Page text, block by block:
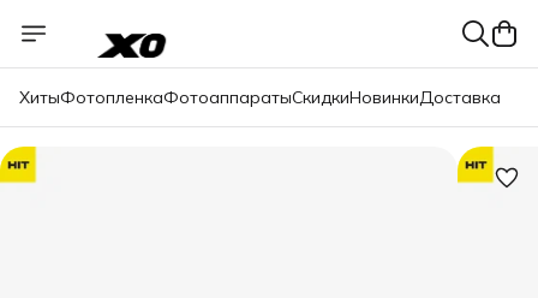
ХитыФотопленкаФотоаппаратыСкидкиНовинкиДоставка